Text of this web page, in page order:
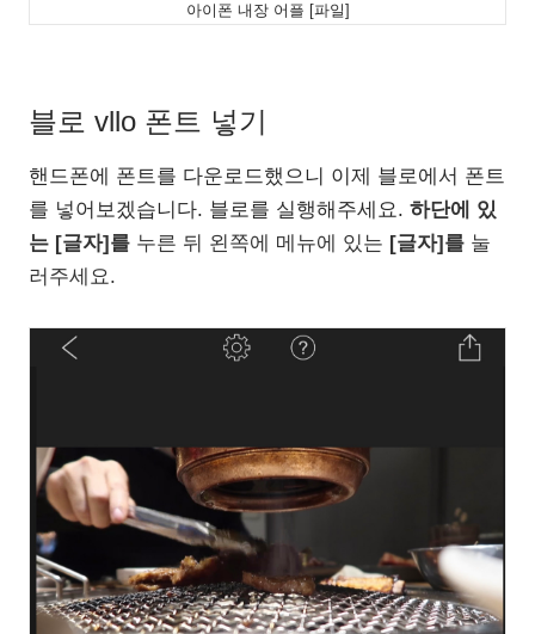
아이폰 내장 어플 [파일]
블로 vllo 폰트 넣기
핸드폰에 폰트를 다운로드했으니 이제 블로에서 폰트
를 넣어보겠습니다. 블로를 실행해주세요. 하단에 있
는 [글자]를 누른 뒤 왼쪽에 메뉴에 있는 [글자]를 눌
러주세요.